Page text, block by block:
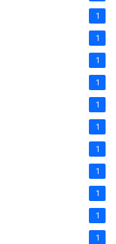
1
1
1
1
1
1
1
1
1
1
1